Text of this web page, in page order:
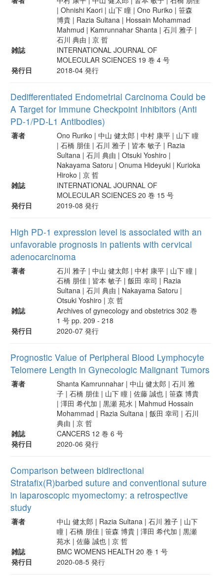
| Ohnishi Kaori | 山下 瞳 | Ono Ruriko | 笹森
博貴 | Razia Sultana | Hossain Mohammad
Mahmud | Kamrunnahar Shanta | 石川 雅子 |
石川 典由 | 京 哲
雑誌
INTERNATIONAL JOURNAL OF
MOLECULAR SCIENCES 19 巻 4 号
発行日
2018-04 発行
Dedifferentiated Endometrial Carcinoma Could be
A Target for Immune Checkpoint Inhibitors (Anti
PD-1/PD-L1 Antibodies)
著者
Ono Ruriko | 中山 健太郎 | 中村 康平 | 山下 瞳
| 石橋 朋佳 | 石川 雅子 | 皆本 敏子 | Razia
Sultana | 石川 典由 | Otsuki Yoshiro |
Nakayama Satoru | Onuma Hideyuki | Kurioka
Hiroko | 京 哲
雑誌
INTERNATIONAL JOURNAL OF
MOLECULAR SCIENCES 20 巻 15 号
発行日
2019-08 発行
High PD-1 expression level is associated with an
unfavorable prognosis in patients with cervical
adenocarcinoma
著者
石川 雅子 | 中山 健太郎 | 中村 康平 | 山下 瞳 |
石橋 朋佳 | 皆本 敏子 | 飯田 幸司 | Razia
Sultana | 石川 典由 | Nakayama Satoru |
Otsuki Yoshiro | 京 哲
雑誌
Archives of gynecology and obstetrics 302 巻
1 号 pp. 209 - 218
発行日
2020-07 発行
Prognostic Value of Peripheral Blood Lymphocyte
Telomere Length in Gynecologic Malignant Tumors
著者
Shanta Kamrunnahar | 中山 健太郎 | 石川 雅
子 | 石橋 朋佳 | 山下 瞳 | 佐藤 誠也 | 笹森 博貴
| 澤田 希代加 | 黒瀬 苑水 | Mahmud Hossain
Mohammad | Razia Sultana | 飯田 幸司 | 石川
典由 | 京 哲
雑誌
CANCERS 12 巻 6 号
発行日
2020-06 発行
Comparison between bidirectional
Stratafix(R)barbed suture and conventional suture
in laparoscopic myomectomy: a retrospective
study
著者
中山 健太郎 | Razia Sultana | 石川 雅子 | 山下
瞳 | 石橋 朋佳 | 笹森 博貴 | 澤田 希代加 | 黒瀬
苑水 | 佐藤 誠也 | 京 哲
雑誌
BMC WOMENS HEALTH 20 巻 1 号
発行日
2020-08-5 発行